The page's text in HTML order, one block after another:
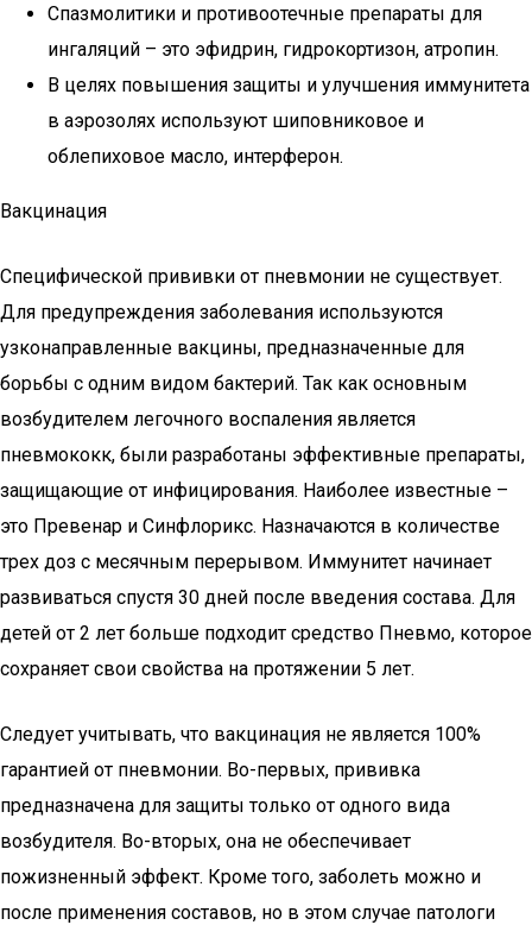
Спазмолитики и противоотечные препараты для
ингаляций – это эфидрин, гидрокортизон, атропин.
В целях повышения защиты и улучшения иммунитета
в аэрозолях используют шиповниковое и
облепиховое масло, интерферон.
Вакцинация
Специфической прививки от пневмонии не существует.
Для предупреждения заболевания используются
узконаправленные вакцины, предназначенные для
борьбы с одним видом бактерий. Так как основным
возбудителем легочного воспаления является
пневмококк, были разработаны эффективные препараты,
защищающие от инфицирования. Наиболее известные –
это Превенар и Синфлорикс. Назначаются в количестве
трех доз с месячным перерывом. Иммунитет начинает
развиваться спустя 30 дней после введения состава. Для
детей от 2 лет больше подходит средство Пневмо, которое
сохраняет свои свойства на протяжении 5 лет.
Следует учитывать, что вакцинация не является 100%
гарантией от пневмонии. Во-первых, прививка
предназначена для защиты только от одного вида
возбудителя. Во-вторых, она не обеспечивает
пожизненный эффект. Кроме того, заболеть можно и
после применения составов, но в этом случае патологи